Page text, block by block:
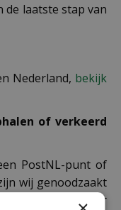
de laatste stap van
Nederland, bekijk
of verkeerd
PostNL-punt of
wij genoodzaakt
Controleer